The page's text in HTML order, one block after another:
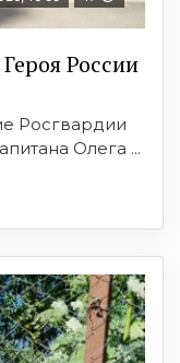
России
Росгвардии
Олега ...